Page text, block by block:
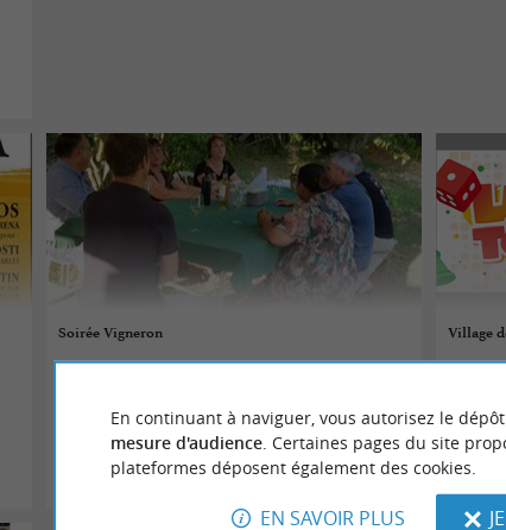
Soirée Vigneron
Pimbo
Fêtes populaires
Village
En continuant à naviguer, vous autorisez le
mesure d'audience. Certaines pages du site
plateformes déposent également des cookies.
EN SAVOIR PLUS